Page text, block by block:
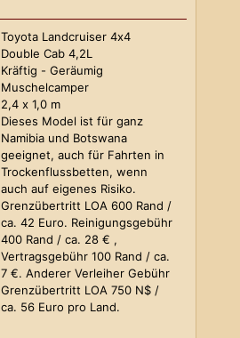
Toyota Landcruiser 4x4
Double Cab 4,2L
Kräftig - Geräumig
Muschelcamper
2,4 x 1,0 m
Dieses Model ist für ganz
Namibia und Botswana
geeignet, auch für Fahrten in
Trockenflussbetten, wenn
auch auf eigenes Risiko.
Grenzübertritt LOA 600 Rand /
ca. 42 Euro. Reinigungsgebühr
400 Rand / ca. 28 € ,
Vertragsgebühr 100 Rand / ca.
7 €. Anderer Verleiher Gebühr
Grenzübertritt LOA 750 N$ /
ca. 56 Euro pro Land.